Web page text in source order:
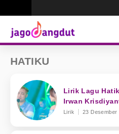
HATIKU
Lirik Lagu
Irwan
Lirik 23 Desember